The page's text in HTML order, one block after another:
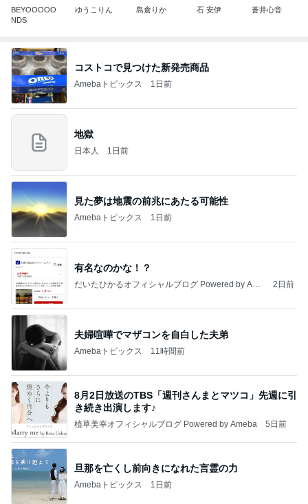
BEYOOOOO
NDS
ゆうこりん 島倉りか 石 安伊 蒼井心音
コストコで見つけた新発売商品
Amebaトピックス 1日前
地獄
日本人 1日前
見た夢は地震の前兆にあたる可能性
Amebaトピックス 1日前
有名なのかな！？
だいたひかるオフィシャルブログ Powered by Ame
2日前
夫婦喧嘩でマザコンを自白した夫弟
Amebaトピックス 11時間前
8月2日放送のTBS「週刊さんまとマツコ」先週に引
き続き出演します♪
植草美幸オフィシャルブログ Powered by Ameba 5日前
旦那を亡くし前向きになれた言霊の力
Amebaトピックス 1日前